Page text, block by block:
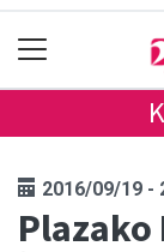
2016/09/19 -